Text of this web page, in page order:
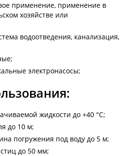
применение, применение в
хозяйстве или
водоотведения, канализация,
электронасосы;
жидкости до +40 °C;
до 10 м;
погружения под воду до 5 м;
до 50 мм;